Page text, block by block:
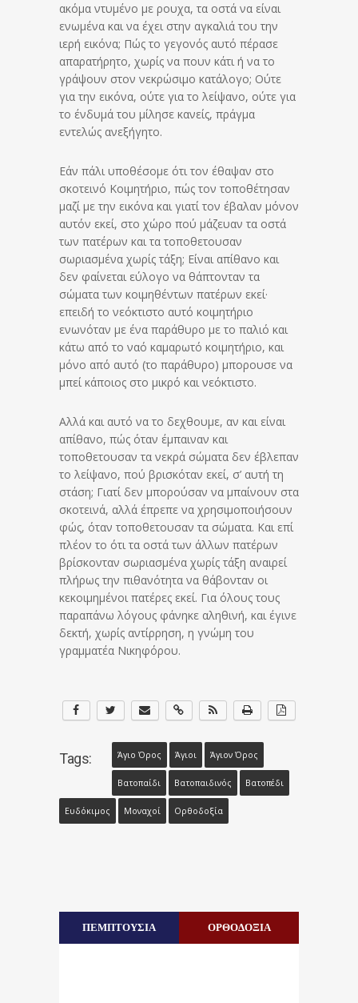
ακόμα ντυμένο με ρουχα, τα οστά να είναι
ενωμένα και να έχει στην αγκαλιά του την
ιερή εικόνα; Πώς το γε­γο­νός αυτό πέρασε
απα­ρα­τή­ρη­το, χωρίς να πουν κάτι ή να το
γρά­ψουν στον νεκρώσιμο κατάλογο; Ούτε
για την εικόνα, ούτε για το λείψανο, ούτε για
το έν­δυ­μά του μίλησε κανείς, πράγμα
εντελώς ανεξήγητο.
Εάν πάλι υποθέσομε ότι τον έθαψαν στο
σκοτεινό Κοι­μη­τή­ριο, πώς τον τοποθέτησαν
μαζί με την εικόνα και γιατί τον έβαλαν μόνον
αυτόν εκεί, στο χώρο πού μάζευαν τα οστά
των πατέρων και τα τοποθετουσαν
σωριασμένα χωρίς τάξη; Είναι απίθανο και
δεν φαίνεται εύλογο να θάπτονταν τα
σώματα των κοιμηθέντων πα­τέ­ρων εκεί·
επειδή το νεόκτιστο αυτό κοιμητήριο
ενωνόταν με ένα πα­ρά­θυ­ρο με το παλιό και
κάτω από το ναό καμαρωτό κοιμητήριο, και
μόνο από αυτό (το παράθυρο) μπορουσε να
μπεί κάποιος στο μικρό και νεόκτιστο.
Αλλά και αυτό να το δεχθουμε, αν και είναι
απίθανο, πώς όταν έμπαιναν και
τοποθετουσαν τα νεκρά σώματα δεν έβλεπαν
το λείψανο, πού βρισκόταν εκεί, σ’ αυτή τη
στάση; Γιατί δεν μπο­ρούσαν να μπαίνουν στα
σκοτεινά, αλλά έπρεπε να χρη­σι­μο­ποι­ή­σουν
φώς, όταν τοποθετουσαν τα σώματα. Και επί
πλέον το ότι τα οστά των άλλων πατέρων
βρίσκονταν σωριασμένα χωρίς τά­ξη α­ναι­ρεί
πλήρως την πιθανότητα να θάβονταν οι
κεκοιμημένοι πα­τέρες εκεί. Για όλους τους
παραπάνω λόγους φάνηκε αληθινή, και έγινε
δε­κτή, χωρίς αντίρρηση, η γνώμη του
γραμματέα Νικηφόρου.
Tags: Άγιο Όρος Άγιοι Άγιον Όρος
Βατοπαίδι Βατοπαιδινός Βατοπέδι
Ευδόκιμος Μοναχοί Ορθοδοξία
ΠΕΜΠΤΟΥΣΙΑ ΟΡΘΟΔΟΞΙΑ